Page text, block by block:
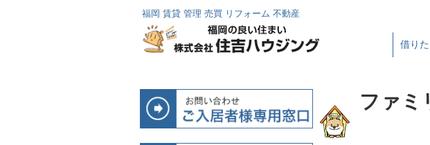
福岡 賃貸 管理 売買 リフォーム 不動産
借り
ファミ